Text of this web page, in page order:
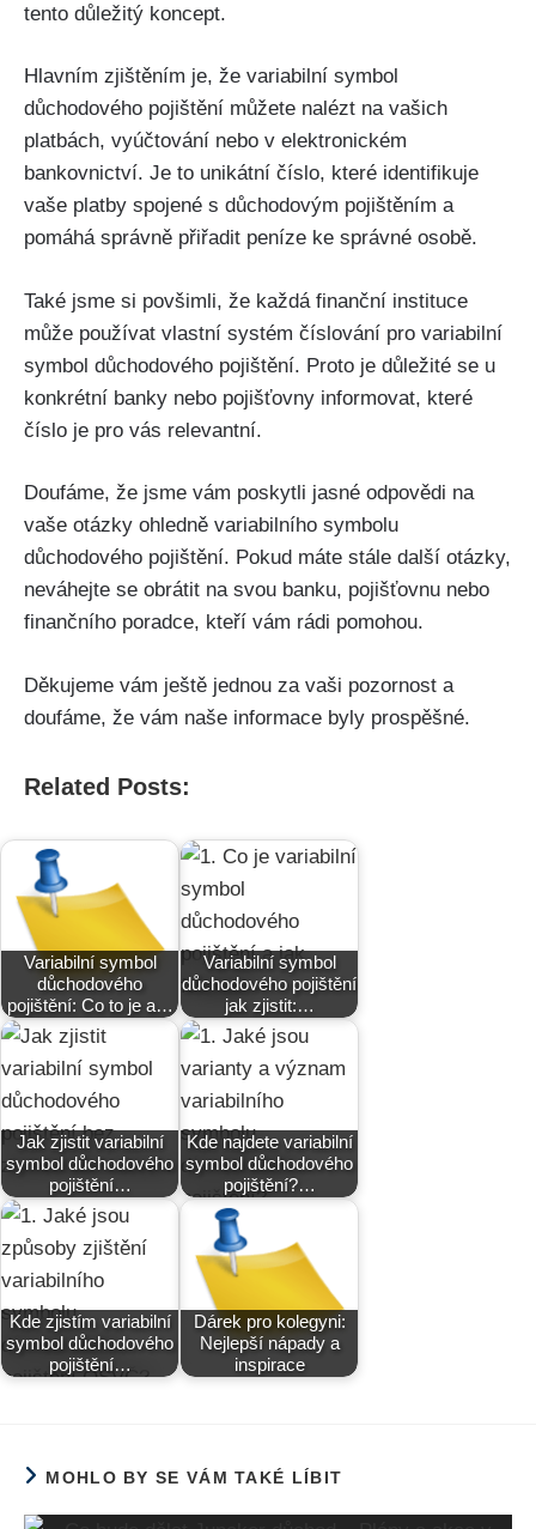
tento důležitý koncept.
Hlavním zjištěním je, že variabilní symbol
důchodového pojištění můžete nalézt na vašich
platbách, vyúčtování nebo v elektronickém
bankovnictví. Je to unikátní číslo, které identifikuje
vaše platby spojené s důchodovým pojištěním a
pomáhá správně přiřadit peníze ke správné osobě.
Také jsme si povšimli, že každá finanční instituce
může používat vlastní systém číslování pro variabilní
symbol důchodového pojištění. Proto je důležité se u
konkrétní banky nebo pojišťovny informovat, které
číslo je pro vás relevantní.
Doufáme, že jsme vám poskytli jasné odpovědi na
vaše otázky ohledně variabilního symbolu
důchodového pojištění. Pokud máte stále další otázky,
neváhejte se obrátit na svou banku, pojišťovnu nebo
finančního poradce, kteří vám rádi pomohou.
Děkujeme vám ještě jednou za vaši pozornost a
doufáme, že vám naše informace byly prospěšné.
Related Posts:
Variabilní symbol
důchodového
pojištění: Co to je a…
Variabilní symbol
důchodového pojištění
jak zjistit:…
Jak zjistit variabilní
symbol důchodového
pojištění…
Kde najdete variabilní
symbol důchodového
pojištění?…
Kde zjistím variabilní
symbol důchodového
pojištění…
Dárek pro kolegyni:
Nejlepší nápady a
inspirace
MOHLO BY SE VÁM TAKÉ LÍBIT